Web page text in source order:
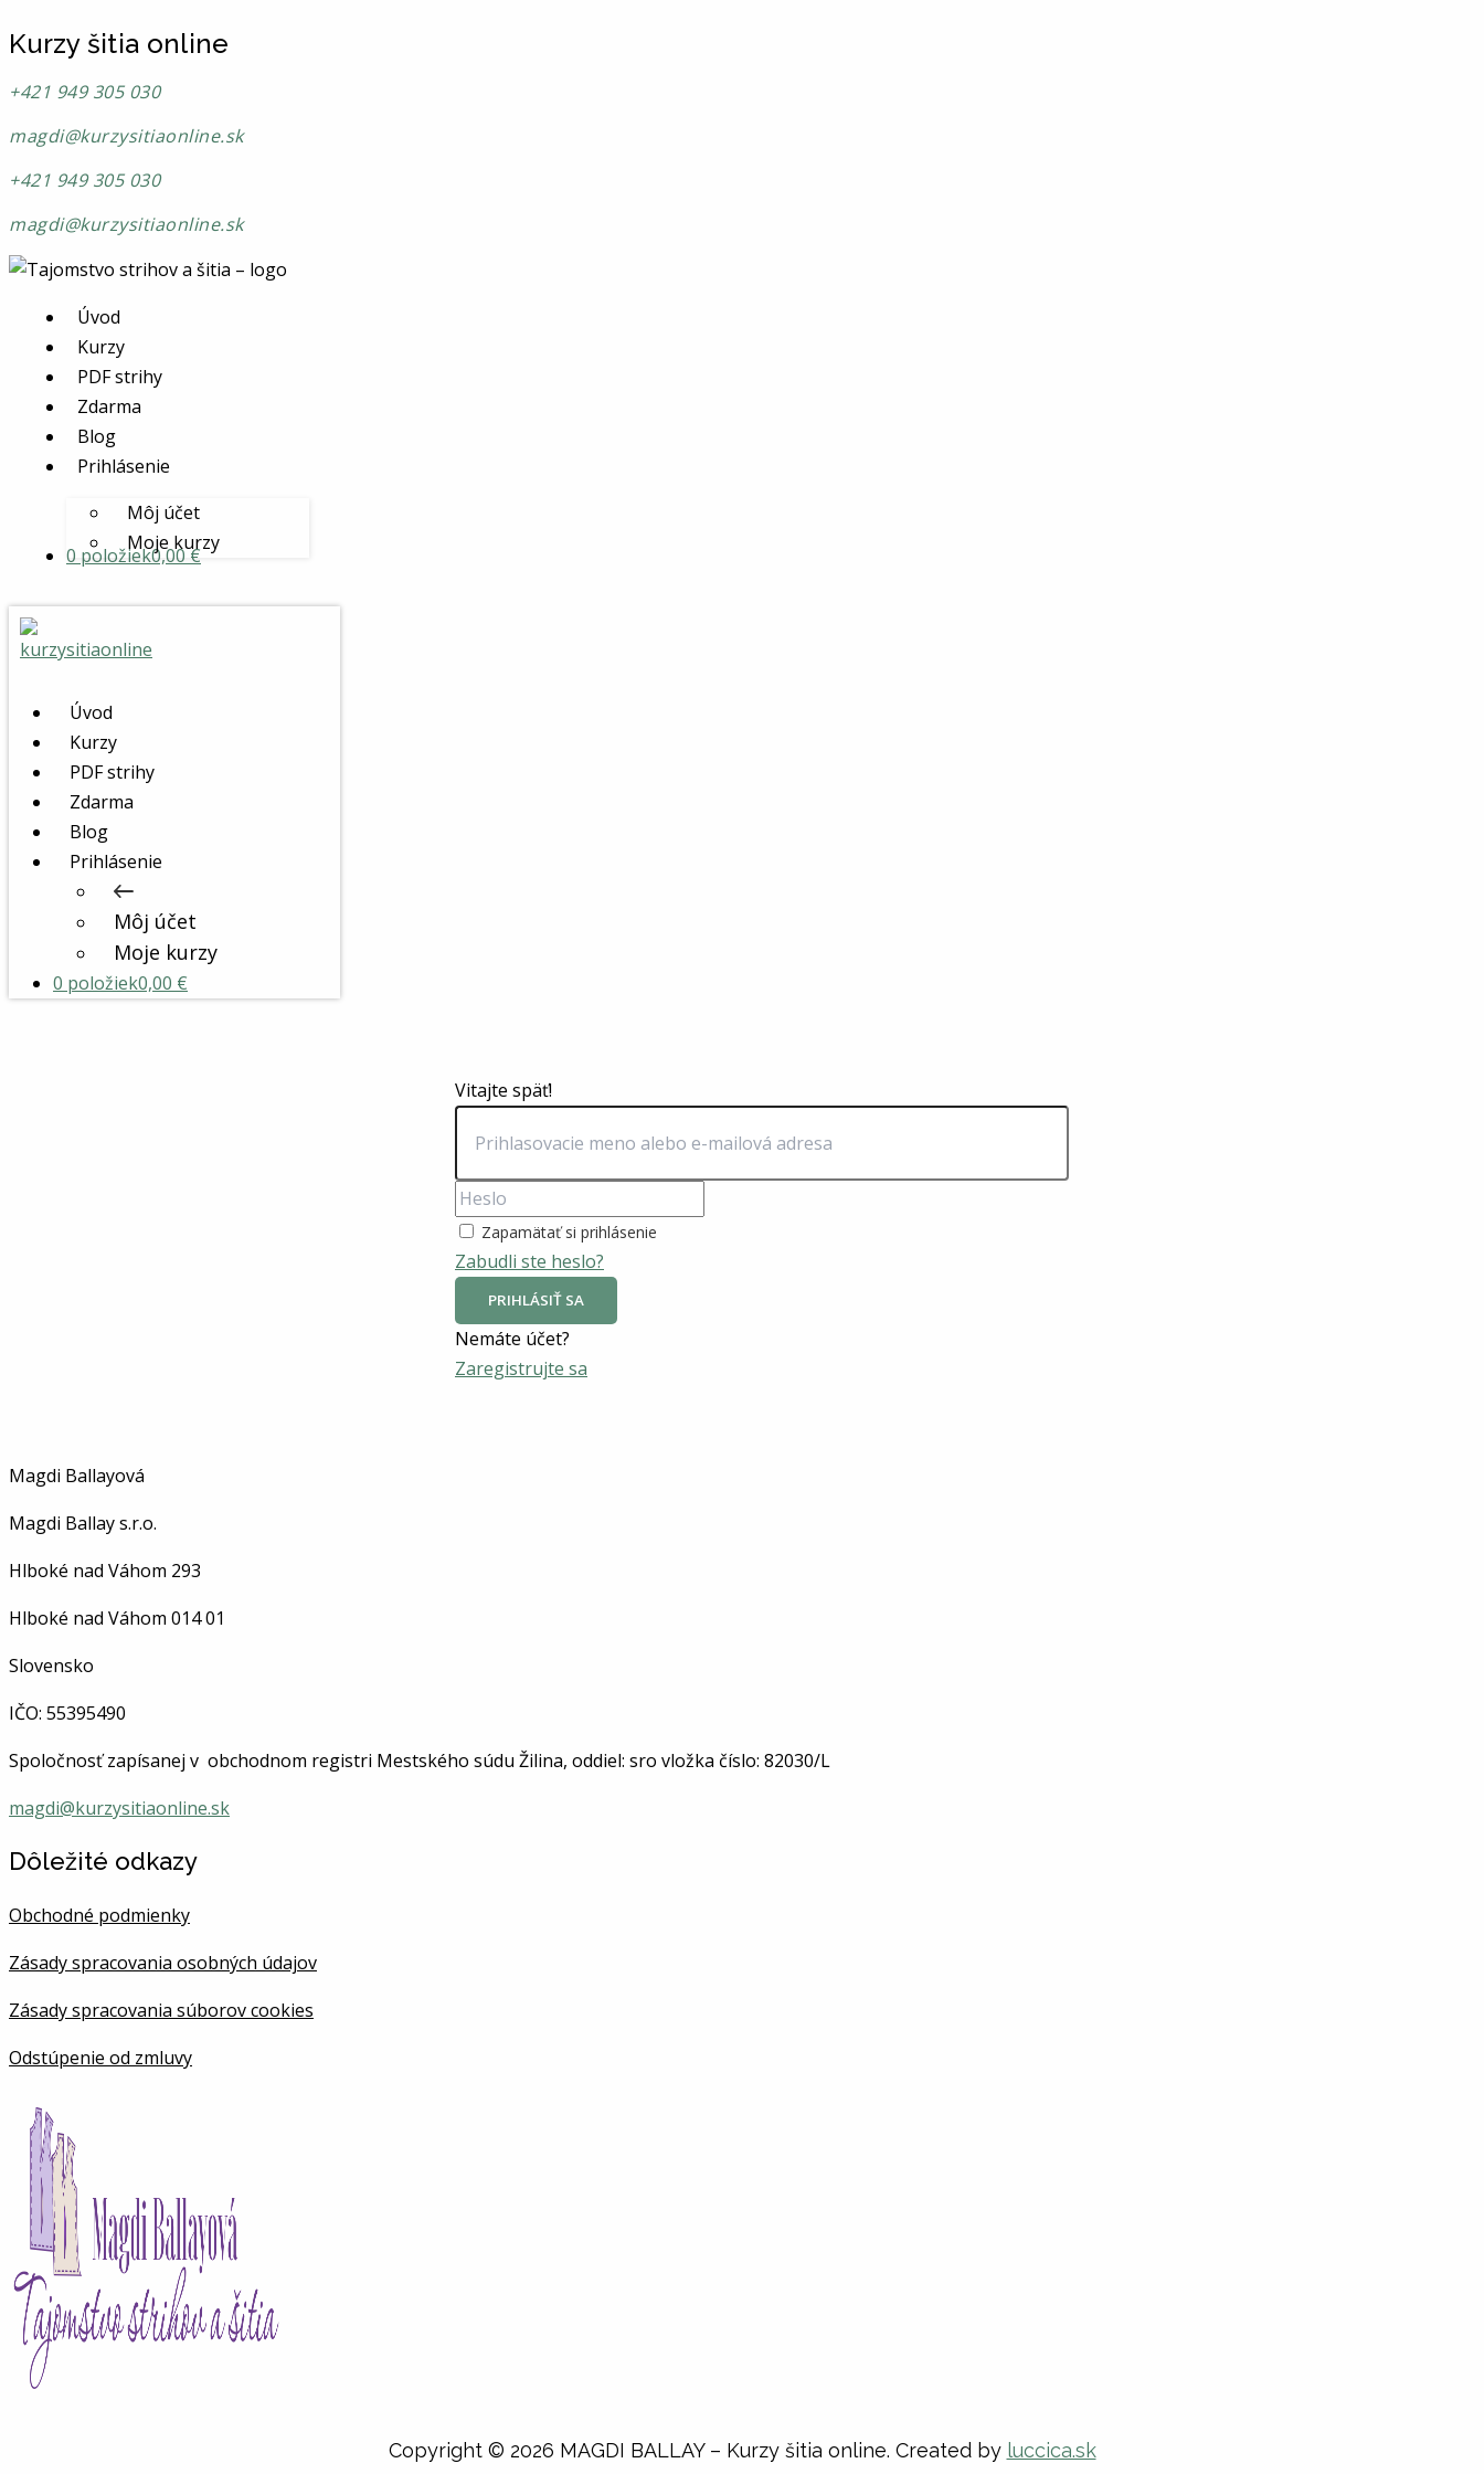
Kurzy šitia online
+421 949 305 030
magdi@kurzysitiaonline.sk
+421 949 305 030
magdi@kurzysitiaonline.sk
Úvod
Kurzy
PDF strihy
Zdarma
Blog
Prihlásenie
Môj účet
Moje kurzy
0 položiek0,00 €
Úvod
Kurzy
PDF strihy
Zdarma
Blog
Prihlásenie
Môj účet
Moje kurzy
0 položiek0,00 €
Vitajte späť!
Zapamätať si prihlásenie
Zabudli ste heslo?
PRIHLÁSIŤ SA
Nemáte účet?
Zaregistrujte sa
Magdi Ballayová
Magdi Ballay s.r.o.
Hlboké nad Váhom 293
Hlboké nad Váhom 014 01
Slovensko
IČO: 55395490
Spoločnosťzapísanej v obchodnom registri Mestského súdu Žilina, oddiel: sro vložka číslo: 82030/L
magdi@kurzysitiaonline.sk
Dôležité odkazy
Obchodné podmienky
Zásady spracovania osobných údajov
Zásady spracovania súborov cookies
Odstúpenie od zmluvy
Copyright © 2026 MAGDI BALLAY – Kurzy šitia online. Created by luccica.sk